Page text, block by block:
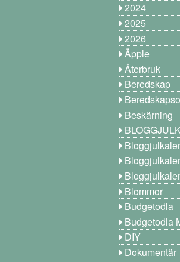
2024
2025
2026
Äpple
Återbruk
Beredskap
Beskärning
Blommor
Budgetodla
Budgetodla
DIY
Dokumentär